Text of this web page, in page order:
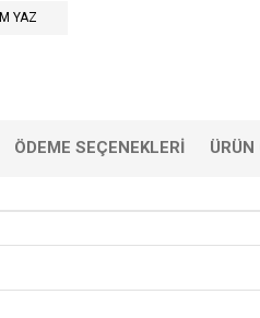
YAZ
ÖDEME SEÇENEKLERI ÜRÜN